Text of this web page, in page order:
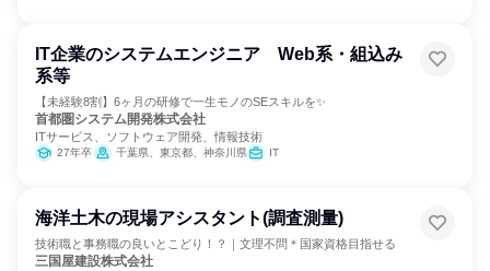
IT企業のシステムエンジニア Web系・組込み
系等
【未経験8割】6ヶ月の研修で一生モノのSEスキルを✨
首都圏システム開発株式会社
ITサービス、ソフトウェア開発、情報技術
27年卒 千葉県、東京都、神奈川県 IT
海洋土木の現場アシスタント(調査測量)
技術職と事務職の良いとこどり！？｜文理不問＊国家資格目指せる
三国屋建設株式会社